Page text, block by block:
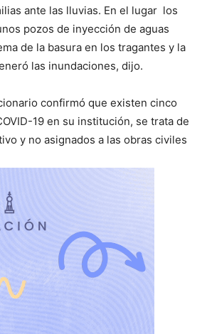
ante las lluvias. En el lugar los
pozos de inyección de aguas
de la basura en los tragantes y la
las inundaciones, dijo.
confirmó que existen cinco
19 en su institución, se trata de
y no asignados a las obras civiles